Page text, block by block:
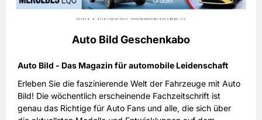
Auto Bild Geschenkabo
Auto Bild - Das Magazin für automobile Leidenschaft
Erleben Sie die faszinierende Welt der Fahrzeuge mit Auto
Bild! Die wöchentlich erscheinende Fachzeitschrift ist
genau das Richtige für Auto Fans und alle, die sich über